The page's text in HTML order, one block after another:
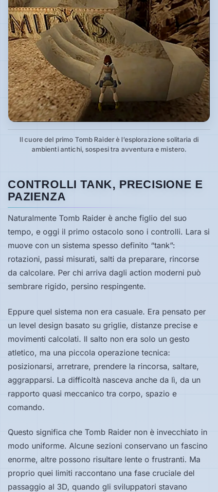
Il cuore del primo Tomb Raider è l’esplorazione solitaria di
ambienti antichi, sospesi tra avventura e mistero.
CONTROLLI TANK, PRECISIONE E
PAZIENZA
Naturalmente Tomb Raider è anche figlio del suo
tempo, e oggi il primo ostacolo sono i controlli. Lara si
muove con un sistema spesso definito “tank”:
rotazioni, passi misurati, salti da preparare, rincorse
da calcolare. Per chi arriva dagli action moderni può
sembrare rigido, persino respingente.
Eppure quel sistema non era casuale. Era pensato per
un level design basato su griglie, distanze precise e
movimenti calcolati. Il salto non era solo un gesto
atletico, ma una piccola operazione tecnica:
posizionarsi, arretrare, prendere la rincorsa, saltare,
aggrapparsi. La difficoltà nasceva anche da lì, da un
rapporto quasi meccanico tra corpo, spazio e
comando.
Questo significa che Tomb Raider non è invecchiato in
modo uniforme. Alcune sezioni conservano un fascino
enorme, altre possono risultare lente o frustranti. Ma
proprio quei limiti raccontano una fase cruciale del
passaggio al 3D, quando gli sviluppatori stavano